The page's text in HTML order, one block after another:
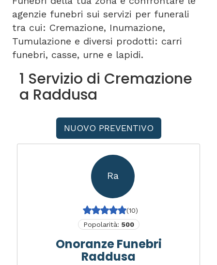
agenzie funebri sui servizi per funerali
tra cui: Cremazione, Inumazione,
Tumulazione e diversi prodotti: carri
funebri, casse, urne e lapidi.
1 Servizio di Cremazione
a Raddusa
NUOVO PREVENTIVO
Ra
(10)
Popolarità: 500
Onoranze Funebri
Raddusa